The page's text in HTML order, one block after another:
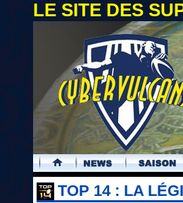
LE SITE DES
.
TOP 14 : LA